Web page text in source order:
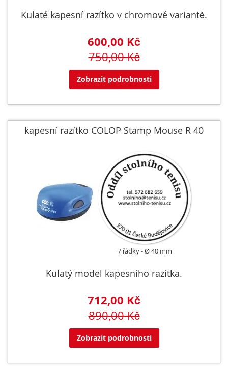
Kulaté kapesní razítko v chromové variantě.
600,00 Kč
750,00 Kč
Zobrazit podrobnosti
kapesní razítko COLOP Stamp Mouse R 40
7 řádky Ø 40 mm
Kulatý model kapesního razítka.
712,00 Kč
890,00 Kč
Zobrazit podrobnosti